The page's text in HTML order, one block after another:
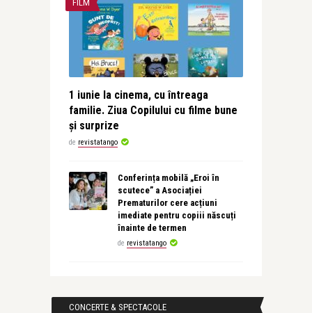
FILM
1 iunie la cinema, cu întreaga
familie. Ziua Copilului cu filme bune
și surprize
de revistatango
Conferința mobilă „Eroi în
scutece” a Asociației
Prematurilor cere acțiuni
imediate pentru copiii născuți
înainte de termen
de revistatango
CONCERTE & SPECTACOLE